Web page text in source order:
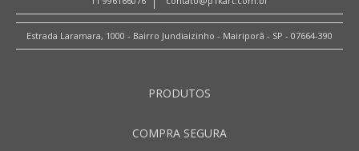
Estrada Laramara, 1000 - Bairro Jundiaizinho - Mairiporã - SP - 07664-390
PRODUTOS
COMPRA SEGURA